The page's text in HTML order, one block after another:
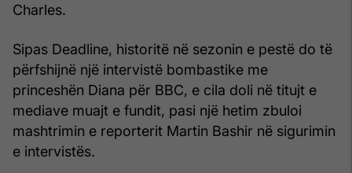
Charles.
Sipas Deadline, historitë në sezonin e pestë do të
përfshijnë një intervistë bombastike me
princeshën Diana për BBC, e cila doli në titujt e
mediave muajt e fundit, pasi një hetim zbuloi
mashtrimin e reporterit Martin Bashir në sigurimin
e intervistës.